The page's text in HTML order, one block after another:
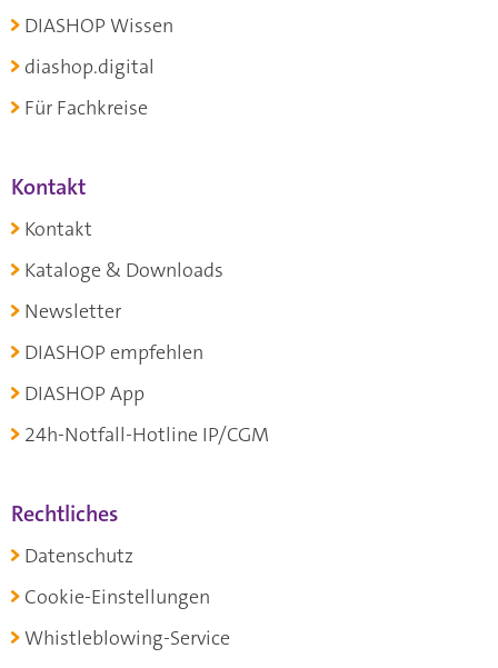
DIASHOP Wissen
diashop.digital
Für Fachkreise
Kontakt
Kontakt
Kataloge & Downloads
Newsletter
DIASHOP empfehlen
DIASHOP App
24h-Notfall-Hotline IP/CGM
Rechtliches
Datenschutz
Cookie-Einstellungen
Whistleblowing-Service